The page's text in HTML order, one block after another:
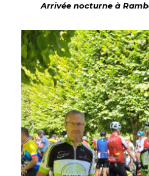
Arrivée nocturne à